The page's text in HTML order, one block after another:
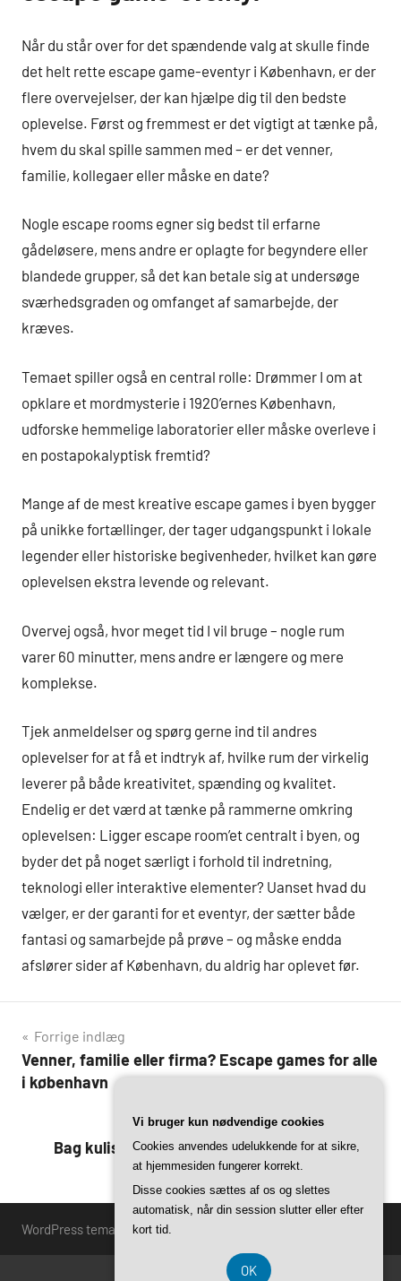
Når du står over for det spændende valg at skulle finde
det helt rette escape game-eventyr i København, er der
flere overvejelser, der kan hjælpe dig til den bedste
oplevelse. Først og fremmest er det vigtigt at tænke på,
hvem du skal spille sammen med – er det venner,
familie, kollegaer eller måske en date?
Nogle escape rooms egner sig bedst til erfarne
gådeløsere, mens andre er oplagte for begyndere eller
blandede grupper, så det kan betale sig at undersøge
sværhedsgraden og omfanget af samarbejde, der
kræves.
Temaet spiller også en central rolle: Drømmer I om at
opklare et mordmysterie i 1920’ernes København,
udforske hemmelige laboratorier eller måske overleve i
en postapokalyptisk fremtid?
Mange af de mest kreative escape games i byen bygger
på unikke fortællinger, der tager udgangspunkt i lokale
legender eller historiske begivenheder, hvilket kan gøre
oplevelsen ekstra levende og relevant.
Overvej også, hvor meget tid I vil bruge – nogle rum
varer 60 minutter, mens andre er længere og mere
komplekse.
Tjek anmeldelser og spørg gerne ind til andres
oplevelser for at få et indtryk af, hvilke rum der virkelig
leverer på både kreativitet, spænding og kvalitet.
Endelig er det værd at tænke på rammerne omkring
oplevelsen: Ligger escape room’et centralt i byen, og
byder det på noget særligt i forhold til indretning,
teknologi eller interaktive elementer? Uanset hvad du
vælger, er der garanti for et eventyr, der sætter både
fantasi og samarbejde på prøve – og måske endda
afslører sider af København, du aldrig har oplevet før.
Indlægsnavigation
Forrige indlæg
Venner, familie eller firma? Escape games for alle
i københavn
Næste indlæg
Bag kulisserne: Sådan skaber man et escape
room i københavn
WordPress tema: Harrison by ThemeZee.
Vi bruger kun nødvendige cookies
Cookies anvendes udelukkende for at sikre,
at hjemmesiden fungerer korrekt.
Disse cookies sættes af os og slettes
automatisk, når din session slutter eller efter
kort tid.
OK